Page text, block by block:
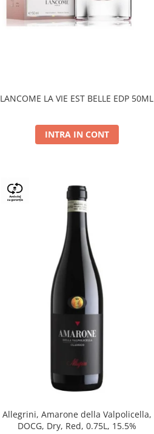
LANCOME LA VIE EST BELLE EDP 50ML
INTRA IN CONT
Allegrini, Amarone della Valpolicella,
DOCG, Dry, Red, 0.75L, 15.5%